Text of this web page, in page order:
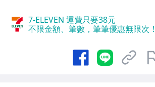
7-ELEVEN 運費只要38元
不限金額、筆數，筆筆優惠無限次！